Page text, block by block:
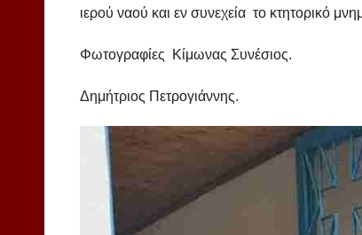
ιερού ναού και εν συνεχεία το κτητορικό
Φωτογραφίες Κίμωνας Συνέσιος.
Δημήτριος Πετρογιάννης.